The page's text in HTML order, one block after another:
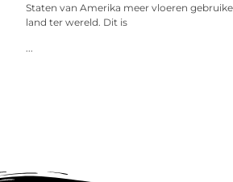
Staten van Amerika meer vloeren
land ter wereld. Dit is
...